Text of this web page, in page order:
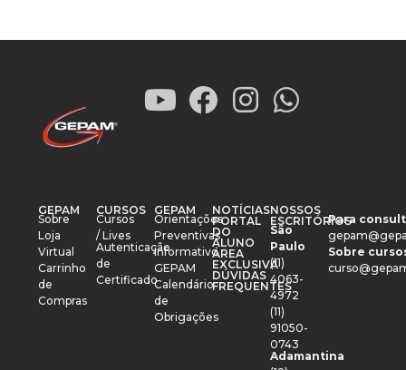
GEPAM
Sobre
Loja
Virtual
Carrinho
de
Compras
CURSOS
Cursos
/ Lives
Autenticação
de
Certificado
GEPAM
Orientações
Preventivas
Informativo
GEPAM
Calendário
de
Obrigações
NOTÍCIAS
PORTAL
DO
ALUNO
ÁREA
EXCLUSIVA
DÚVIDAS
FREQUENTES
NOSSOS
ESCRITÓRIOS
São
Paulo
(11)
4063-
4972
(11)
91050-
0743
Adamantina
Para
Sobre